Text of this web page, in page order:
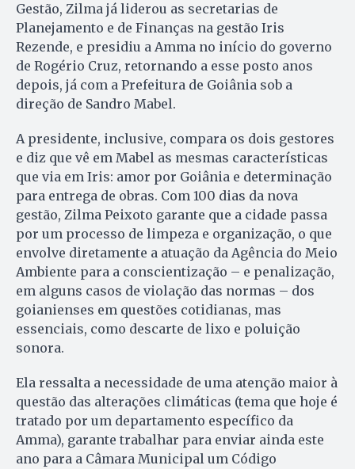
Gestão, Zilma já liderou as secretarias de
Planejamento e de Finanças na gestão Iris
Rezende, e presidiu a Amma no início do governo
de Rogério Cruz, retornando a esse posto anos
depois, já com a Prefeitura de Goiânia sob a
direção de Sandro Mabel.
A presidente, inclusive, compara os dois gestores
e diz que vê em Mabel as mesmas características
que via em Iris: amor por Goiânia e determinação
para entrega de obras. Com 100 dias da nova
gestão, Zilma Peixoto garante que a cidade passa
por um processo de limpeza e organização, o que
envolve diretamente a atuação da Agência do Meio
Ambiente para a conscientização – e penalização,
em alguns casos de violação das normas – dos
goianienses em questões cotidianas, mas
essenciais, como descarte de lixo e poluição
sonora.
Ela ressalta a necessidade de uma atenção maior à
questão das alterações climáticas (tema que hoje é
tratado por um departamento específico da
Amma), garante trabalhar para enviar ainda este
ano para a Câmara Municipal um Código